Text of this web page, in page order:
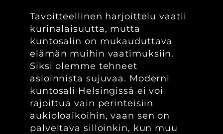
Tavoitteellinen harjoittelu vaatii
kurinalaisuutta, mutta
kuntosalin on mukauduttava
elämän muihin vaatimuksiin.
Siksi olemme tehneet
asioinnista sujuvaa. Moderni
kuntosali Helsingissä ei voi
rajoittua vain perinteisiin
aukioloaikoihin, vaan sen on
palveltava silloinkin, kun muu